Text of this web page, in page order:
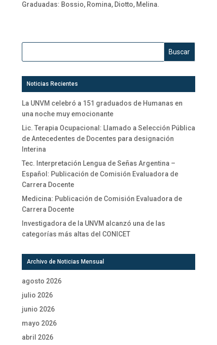
Graduadas: Bossio, Romina, Diotto, Melina.
Noticias Recientes
La UNVM celebró a 151 graduados de Humanas en
una noche muy emocionante
Lic. Terapia Ocupacional: Llamado a Selección Pública
de Antecedentes de Docentes para designación
Interina
Tec. Interpretación Lengua de Señas Argentina –
Español: Publicación de Comisión Evaluadora de
Carrera Docente
Medicina: Publicación de Comisión Evaluadora de
Carrera Docente
Investigadora de la UNVM alcanzó una de las
categorías más altas del CONICET
Archivo de Noticias Mensual
agosto 2026
julio 2026
junio 2026
mayo 2026
abril 2026